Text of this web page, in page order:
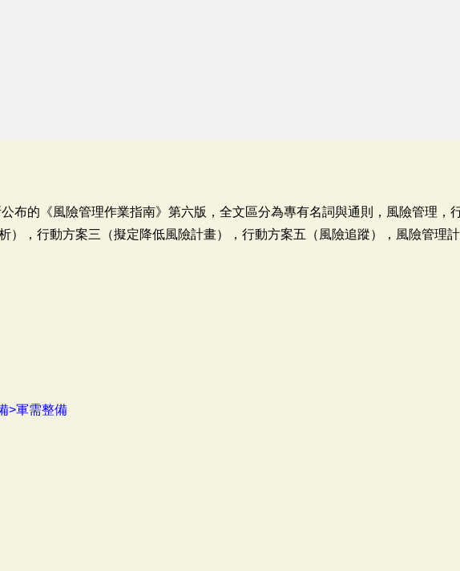
布的《風險管理作業指南》第六版，全文區分為專有名詞與通則，風險管理，
），行動方案三（擬定降低風險計畫），行動方案五（風險追蹤），風險管理
>軍需整備